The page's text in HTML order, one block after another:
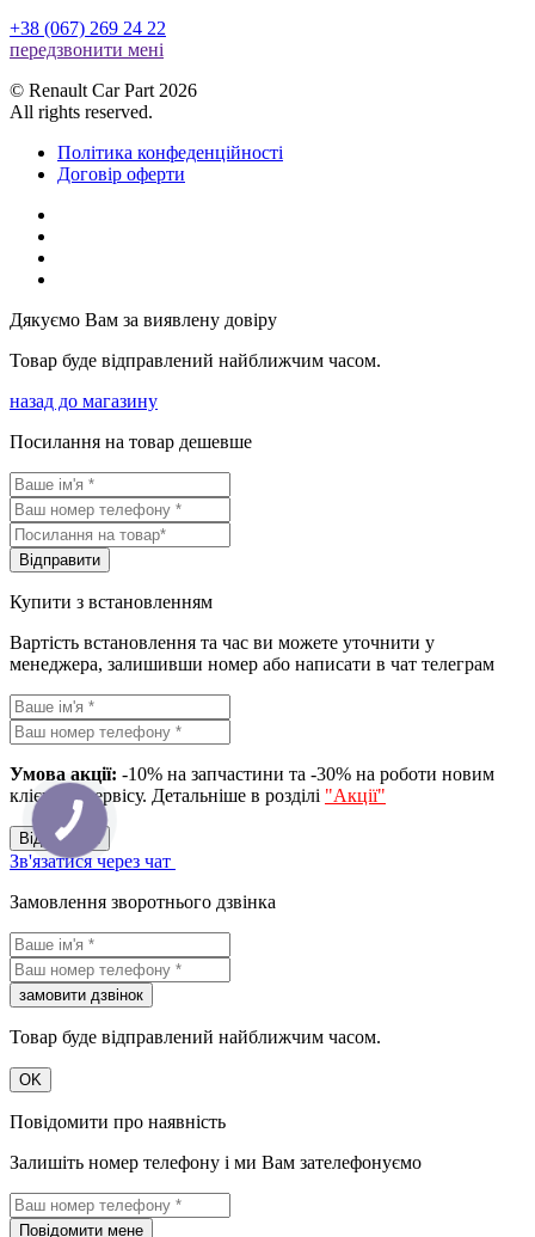
+38 (067) 269 24 22
передзвонити менi
© Renault Car Part 2026
All rights reserved.
Політика конфеденційності
Договір оферти
Дякуємо Вам за виявлену довіру
Товар буде відправлений найближчим часом.
назад до магазину
Посилання на товар дешевше
Вiдправити
Купити з встановленням
Вартість встановлення та час ви можете уточнити у
менеджера, залишивши номер або написати в чат телеграм
Умова акції: -10% на запчастини та -30% на роботи новим
клієнтам сервісу. Детальніше в розділі "Акції"
Вiдправити
Зв'язатися через чат
Замовлення зворотнього дзвінка
замовити дзвiнок
Товар буде відправлений найближчим часом.
OK
Повідомити про наявність
Залишіть номер телефону і ми Вам зателефонуємо
Повідомити мене